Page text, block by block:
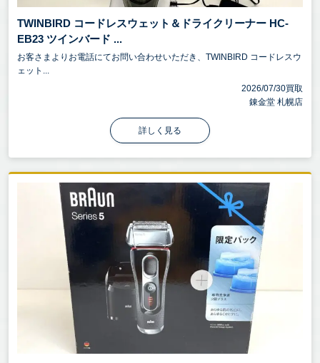
TWINBIRD コードレスウェット＆ドライクリーナー HC-
EB23 ツインバード ...
お客さまよりお電話にてお問い合わせいただき、TWINBIRD コードレスウ
ェット...
2026/07/30買取
錬金堂 札幌店
詳しく見る